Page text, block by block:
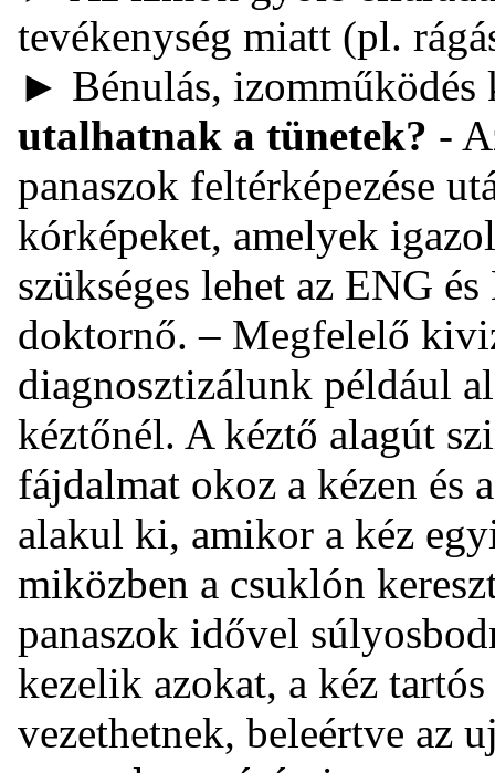
tevékenység miatt (pl.
► Bénulás, izomműködés
utalhatnak a tünetek? -
panaszok feltérképezése
kórképeket, amelyek
szükséges lehet az ENG
doktornő. – Megfelelő
diagnosztizálunk például
kéztőnél. A kéztő alagút
fájdalmat okoz a kézen és
alakul ki, amikor a kéz
miközben a csuklón
panaszok idővel
kezelik azokat, a kéz
vezethetnek, beleértve az